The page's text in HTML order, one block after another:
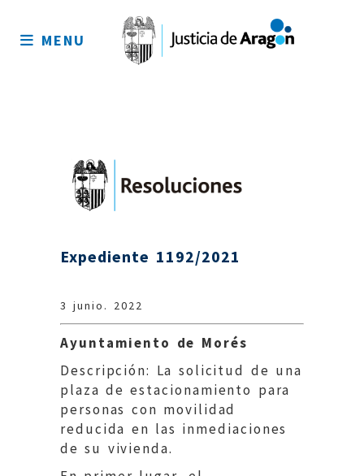
sitio
MENU
Expediente 1192/2021
3 junio. 2022
Ayuntamiento de Morés
Descripción: La solicitud de una
plaza de estacionamiento para
personas con movilidad
reducida en las inmediaciones
de su vivienda.